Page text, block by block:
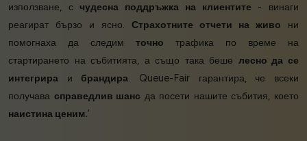
използване, счудесна поддръжка на клиентите - винаги
реагират бързо и ясно. Страхотните отчети на живо ни
помогнаха да следим точно трафика по време на
стартирането на събитията, а също така беше лесно да се
интегрира и брандира. Queue-Fair гарантира, че всеки
получава справедлив шанс да посети нашите събития, което
наистина ценим.’